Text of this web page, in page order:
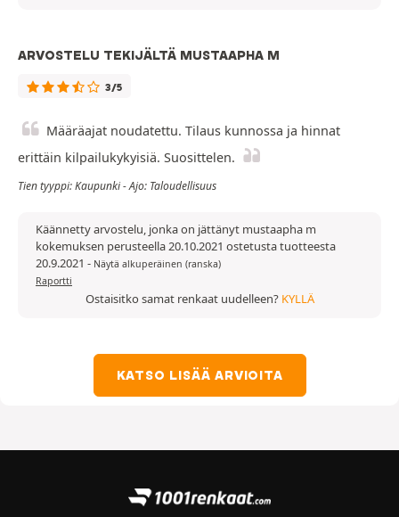
ARVOSTELU TEKIJÄLTÄ MUSTAAPHA M
3/5
Määräajat noudatettu. Tilaus kunnossa ja hinnat
erittäin kilpailukykyisiä. Suosittelen.
Tien tyyppi: Kaupunki - Ajo: Taloudellisuus
Käännetty arvostelu, jonka on jättänyt mustaapha m
kokemuksen perusteella 20.10.2021 ostetusta tuotteesta
20.9.2021 - Näytä alkuperäinen (ranska)
Raportti
Ostaisitko samat renkaat uudelleen? KYLLÄ
KATSO LISÄÄ ARVIOITA